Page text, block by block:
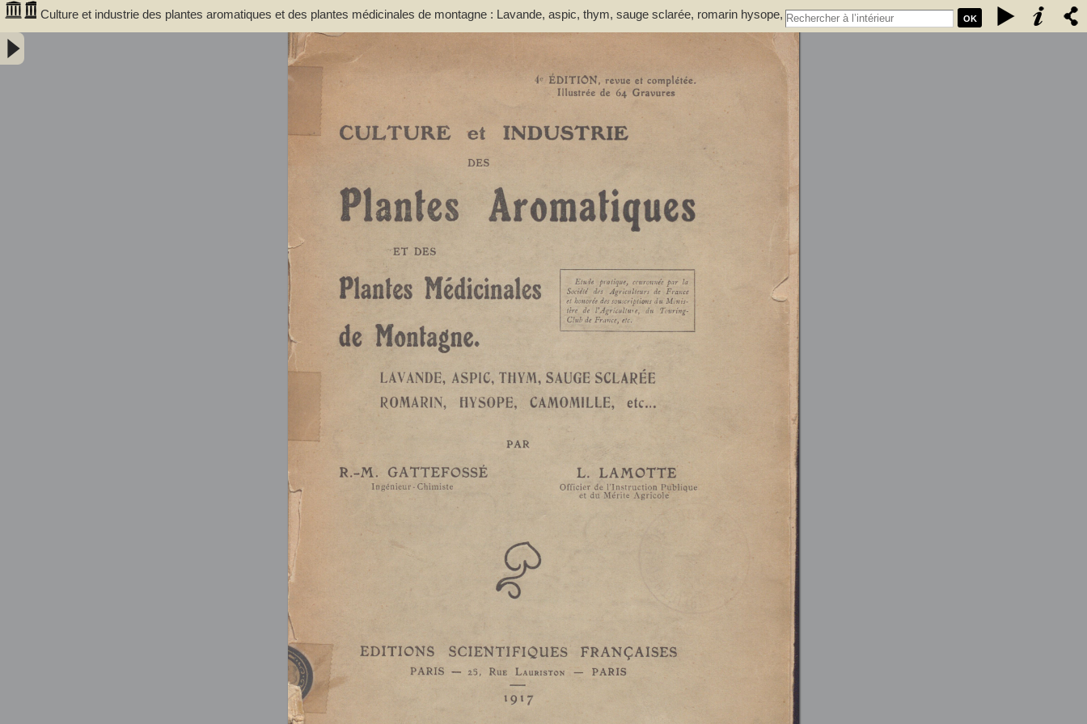
OK
Culture et industrie des plantes aromatiques et des plantes médicinales de montagne : Lavande, aspic, thym, sauge sclarée, romarin hysope,
camomille - Gattefossé, René Maurice (1881-1950). Auteur